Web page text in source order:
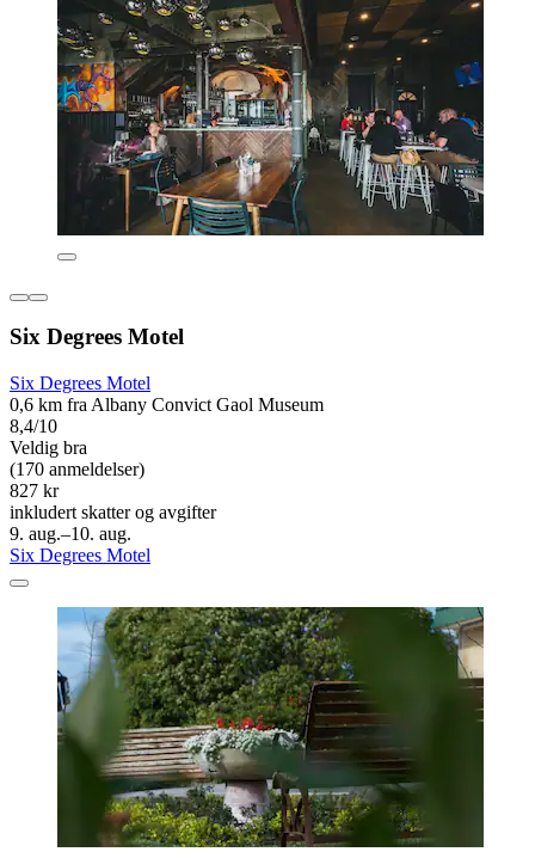
Six Degrees Motel
Six Degrees Motel
0,6 km fra Albany Convict Gaol Museum
8,4/10
Veldig bra
(170 anmeldelser)
827 kr
inkludert skatter og avgifter
9. aug.–10. aug.
Six Degrees Motel